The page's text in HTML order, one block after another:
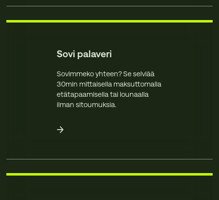
Sovi palaveri
Sovimmeko yhteen? Se selviää
30min mittaisella maksuttomalla
etätapaamisella tai lounaalla
ilman sitoumuksia.